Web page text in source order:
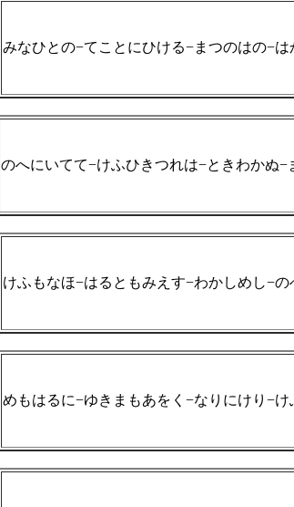
みなひとの−てことにひける−まつのはの−
のへにいてて−けふひきつれは−ときわかぬ−
けふもなほ−はるともみえす−わかしめし−
めもはるに−ゆきまもあをく−なりにけり−